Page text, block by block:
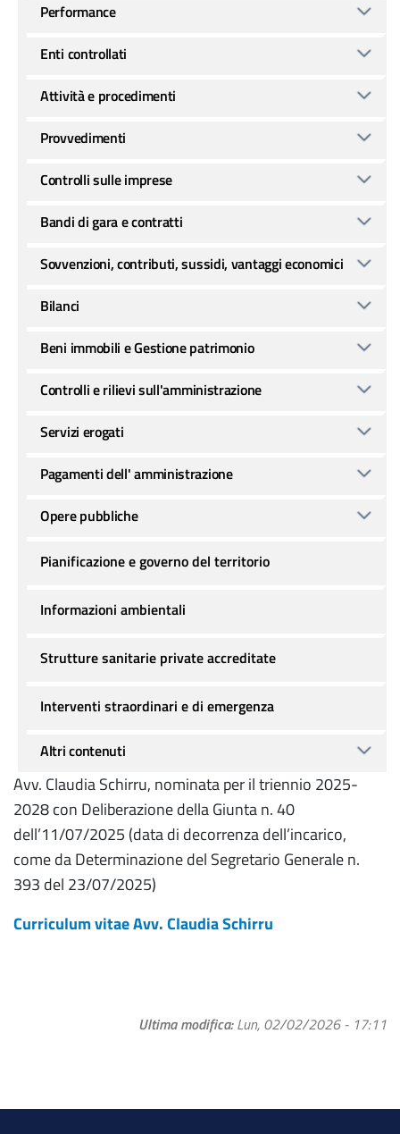
Avv. Claudia Schirru, nominata per il triennio 2025-
2028 con Deliberazione della Giunta n. 40
dell’11/07/2025 (data di decorrenza dell’incarico,
come da Determinazione del Segretario Generale n.
393 del 23/07/2025)
Curriculum vitae Avv. Claudia Schirru
Ultima modifica Lun, 02/02/2026 - 17:11
Performance
Enti controllati
Attività e procedimenti
Provvedimenti
Controlli sulle imprese
Bandi di gara e contratti
Sovvenzioni, contributi, sussidi, vantaggi economici
Bilanci
Beni immobili e Gestione patrimonio
Controlli e rilievi sull'amministrazione
Servizi erogati
Pagamenti dell' amministrazione
Opere pubbliche
Pianificazione e governo del territorio
Informazioni ambientali
Strutture sanitarie private accreditate
Interventi straordinari e di emergenza
Altri contenuti